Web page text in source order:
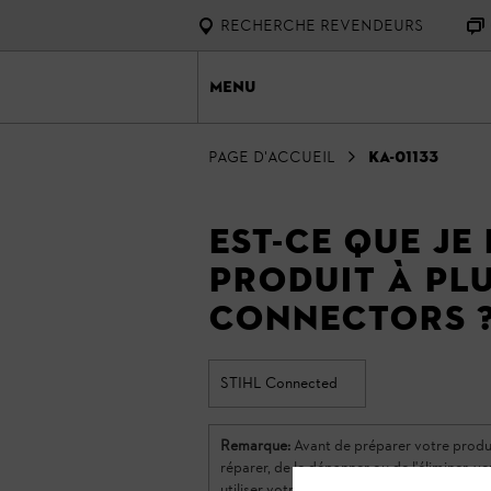
RECHERCHE REVENDEURS
Menu
Page d'accueil KA-01133
Est-ce que
produit à
Connectors
STIHL Connected
Remarque: Avant de préparer votre
réparer, de le dépanner ou de l'éliminer,